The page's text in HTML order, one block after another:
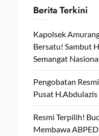
Berita Terkini
Kapolsek
Bersatu! Sambut
Semangat
Pengobatan
Pusat
Resmi Terpilih!
Membawa